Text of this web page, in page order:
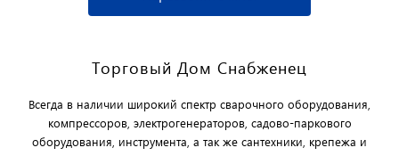
Торговый Дом Снабженец
Всегда в наличии широкий спектр сварочного оборудования,
компрессоров, электрогенераторов, садово-паркового
оборудования, инструмента, а так же сантехники, крепежа и